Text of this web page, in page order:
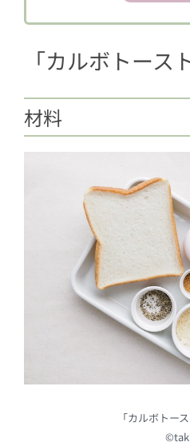
「カルボトース
材料
「カルボトー